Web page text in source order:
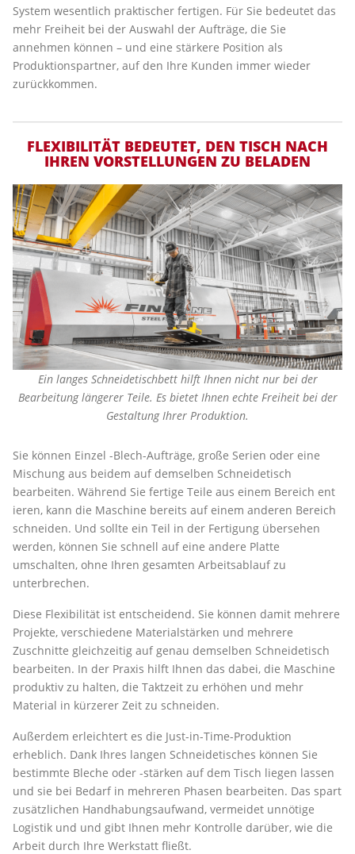
System wesentlich praktischer fertigen. Für Sie bedeutet das
mehr Freiheit bei der Auswahl der Aufträge, die Sie
annehmen können – und eine stärkere Position als
Produktionspartner, auf den Ihre Kunden immer wieder
zurückkommen.
FLEXIBILITÄT BEDEUTET, DEN TISCH NACH
IHREN VORSTELLUNGEN ZU BELADEN
Ein langes Schneidetischbett hilft Ihnen nicht nur bei der
Bearbeitung längerer Teile. Es bietet Ihnen echte Freiheit bei der
Gestaltung Ihrer Produktion.
Sie können Einzel -Blech-Aufträge, große Serien oder eine
Mischung aus beidem auf demselben Schneidetisch
bearbeiten. Während Sie fertige Teile aus einem Bereich ent
ieren, kann die Maschine bereits auf einem anderen Bereich
schneiden. Und sollte ein Teil in der Fertigung übersehen
werden, können Sie schnell auf eine andere Platte
umschalten, ohne Ihren gesamten Arbeitsablauf zu
unterbrechen.
Diese Flexibilität ist entscheidend. Sie können damit mehrere
Projekte, verschiedene Materialstärken und mehrere
Zuschnitte gleichzeitig auf genau demselben Schneidetisch
bearbeiten. In der Praxis hilft Ihnen das dabei, die Maschine
produktiv zu halten, die Taktzeit zu erhöhen und mehr
Material in kürzerer Zeit zu schneiden.
Außerdem erleichtert es die Just-in-Time-Produktion
erheblich. Dank Ihres langen Schneidetisches können Sie
bestimmte Bleche oder -stärken auf dem Tisch liegen lassen
und sie bei Bedarf in mehreren Phasen bearbeiten. Das spart
zusätzlichen Handhabungsaufwand, vermeidet unnötige
Logistik und und gibt Ihnen mehr Kontrolle darüber, wie die
Arbeit durch Ihre Werkstatt fließt.